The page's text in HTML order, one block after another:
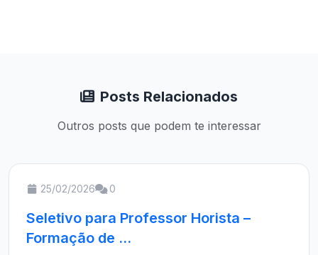
Posts Relacionados
Outros posts que podem te interessar
25/02/2026 0
Seletivo para Professor Horista –
Formação de ...